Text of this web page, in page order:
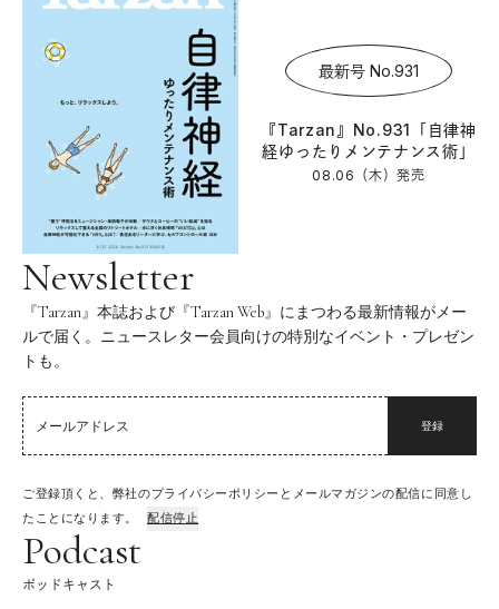
最新号 No.931
『Tarzan』No.931「自律神
経ゆったりメンテナンス術」
08.06（木）発売
Newsletter
『Tarzan』本誌および『Tarzan Web』にまつわる最新情報がメー
ルで届く。ニュースレター会員向けの特別なイベント・プレゼン
トも。
登録
ご登録頂くと、弊社のプライバシーポリシーとメールマガジンの配信に同意し
たことになります。
配信停止
Podcast
ポッドキャスト